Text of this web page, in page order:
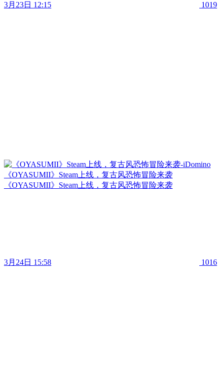
3月23日 12:15 1019
《OYASUMII》Steam上线，复古风恐怖冒险来袭
《OYASUMII》Steam上线，复古风恐怖冒险来袭
3月24日 15:58 1016